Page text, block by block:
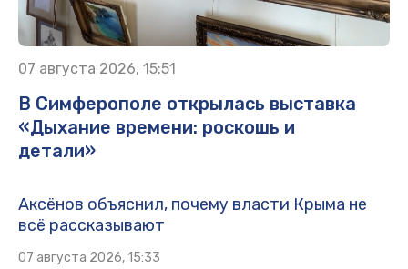
07 августа 2026, 15:51
В Симферополе открылась выставка
«Дыхание времени: роскошь и
детали»
Аксёнов объяснил, почему власти Крыма не
всё рассказывают
07 августа 2026, 15:33